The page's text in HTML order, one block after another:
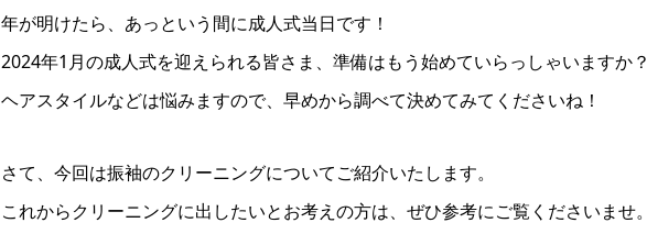
年が明けたら、あっという間に成人式当日です！
2024年1月の成人式を迎えられる皆さま、準備はもう始めていらっしゃいますか？
ヘアスタイルなどは悩みますので、早めから調べて決めてみてくださいね！
さて、今回は振袖のクリーニングについてご紹介いたします。
これからクリーニングに出したいとお考えの方は、ぜひ参考にご覧くださいませ。